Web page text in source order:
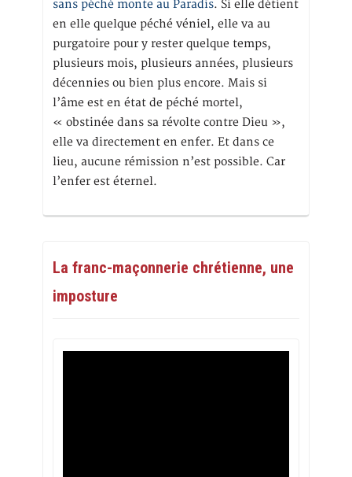
sans péché monte au Paradis. Si elle détient
en elle quelque péché véniel, elle va au
purgatoire pour y rester quelque temps,
plusieurs mois, plusieurs années, plusieurs
décennies ou bien plus encore. Mais si
l’âme est en état de péché mortel,
« obstinée dans sa révolte contre Dieu »,
elle va directement en enfer. Et dans ce
lieu, aucune rémission n’est possible. Car
l’enfer est éternel.
La franc-maçonnerie chrétienne, une
imposture